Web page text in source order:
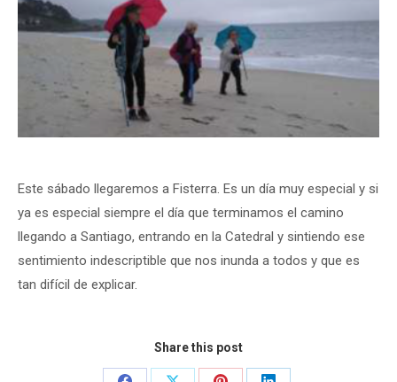
Este sábado llegaremos a Fisterra. Es un día muy especial y si
ya es especial siempre el día que terminamos el camino
llegando a Santiago, entrando en la Catedral y sintiendo ese
sentimiento indescriptible que nos inunda a todos y que es
tan difícil de explicar.
Share this post